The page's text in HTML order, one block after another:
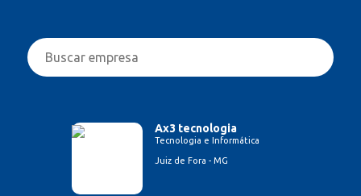
Ax3 tecnologia
Tecnologia e Informática
Juiz de Fora - MG